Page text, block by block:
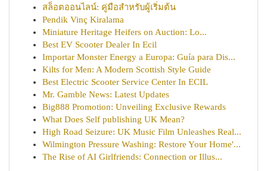
สล็อตออนไลน์: คู่มือสำหรับผู้เริ่มต้น
Pendik Vinç Kiralama
Miniature Heritage Heifers on Auction: Lo...
Best EV Scooter Dealer In Ecil
Importar Monster Energy a Europa: Guía para Dis...
Kilts for Men: A Modern Scottish Style Guide
Best Electric Scooter Service Center In ECIL
Mr. Gamble News: Latest Updates
Big888 Promotion: Unveiling Exclusive Rewards
What Does Self publishing UK Mean?
High Road Seizure: UK Music Film Unleashes Real...
Wilmington Pressure Washing: Restore Your Home'...
The Rise of AI Girlfriends: Connection or Illus...